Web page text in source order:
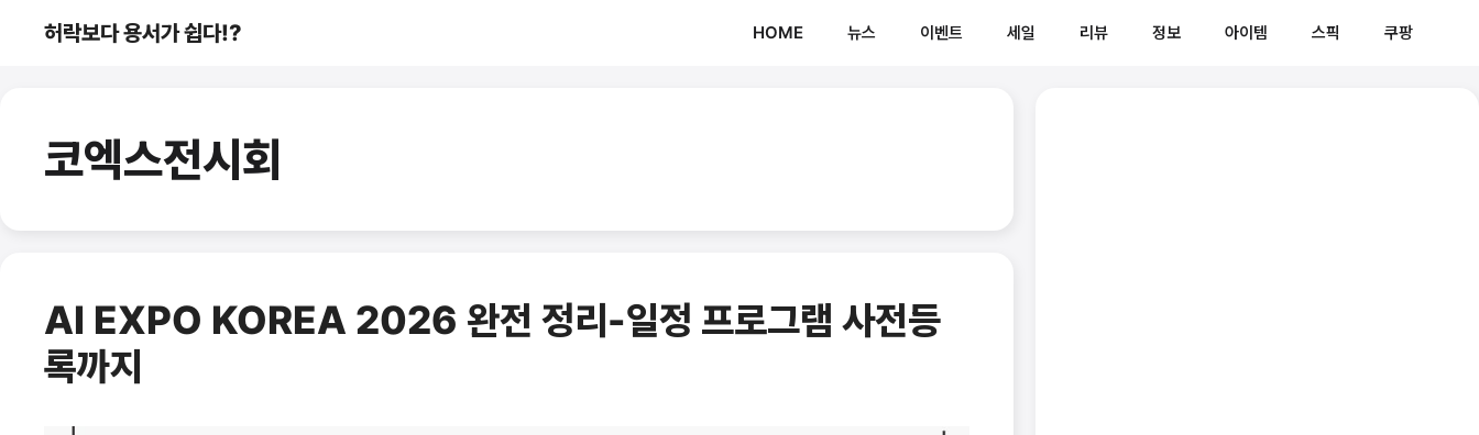
허락보다 용서가 쉽다!? HOME 뉴스 이벤트 세일 리뷰 정보 아이템 스픽 쿠팡
코엑스전시회
AI EXPO KOREA 2026 완전 정리-일정 프로그램 사전등
록까지